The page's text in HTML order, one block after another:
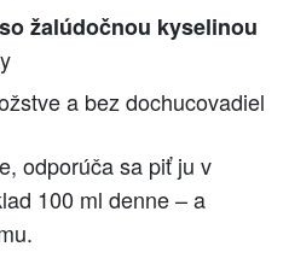
žalúdočnou kyselinou
a bez dochucovadiel
odporúča sa piť ju v
100 ml denne – a